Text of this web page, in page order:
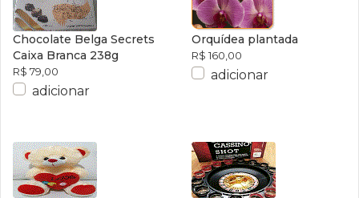
Chocolate Belga Secrets
Caixa Branca 238g
R$ 79,00
adicionar
Orquídea plantada
R$ 160,00
adicionar